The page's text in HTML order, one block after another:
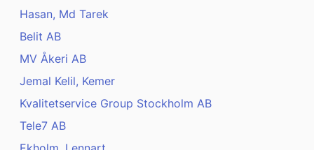
Hasan, Md Tarek
Belit AB
MV Åkeri AB
Jemal Kelil, Kemer
Kvalitetservice Group Stockholm AB
Tele7 AB